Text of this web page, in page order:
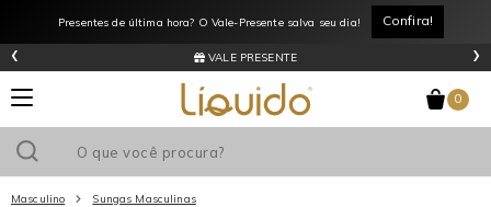
Presentes de última hora? O Vale-Presente salva seu dia! Confira!
VALE PRESENTE
‹ ›
0
Masculino Sungas Masculinas